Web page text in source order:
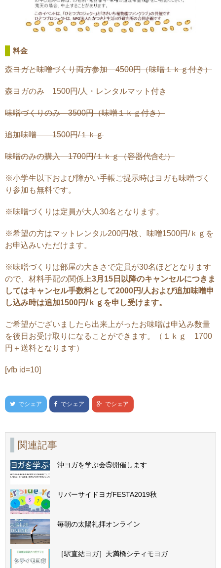
料金
森ヨガと味噌づくり両方参加 4500円（味噌１ｋｇ付き）
森ヨガのみ 1500円/人・レンタルマット付き
味噌づくりのみ 3500円（味噌１ｋｇ付き）
追加味噌 1500円/１ｋｇ
味噌のみの購入 1700円/１ｋｇ（容器代含む）
※小学生以下および障がい手帳ご提示時はヨガも味噌づく
り参加も無料です。
※味噌づくりは定員が大人30名となります。
※希望の方はマットレンタル200円/枚、味噌1500円/ｋｇを
お申込みいただけます。
※味噌づくりは部屋の大きさで定員が30名ほどとなります
ので、材料手配の関係上3月15日以降のキャンセルにつきま
してはキャンセル手数料として2000円/人および追加味噌申
し込み時は追加1500円/ｋｇを申し受けます。
ご希望がございましたら出来上がったお味噌は申込み数量
を後日お受け取りになることができます。（１ｋｇ 1700
円＋送料となります）
[vfb id=10]
でシェア でシェア でシェア
関連記事
沖ヨガを学ぶ会⑤開催します
リバーサイドヨガFESTA2019秋
毎朝の太陽礼拝オンライン
［駅直結ヨガ］天満橋シティモヨガ